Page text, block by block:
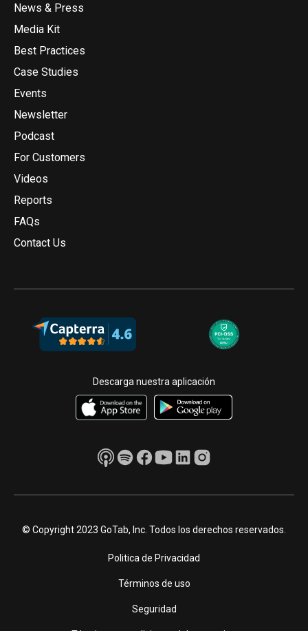
News & Press
Media Kit
Best Practices
Case Studies
Events
Newsletter
Podcast
For Customers
Videos
Reports
FAQs
Contact Us
Descarga nuestra aplicación
© Copyright 2023 GoTab, Inc. Todos los derechos reservados.
Politica de Privacidad
Términos de uso
Seguridad